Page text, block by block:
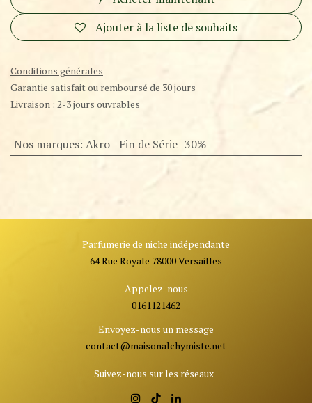
Ajouter à la liste de souhaits
Conditions générales
Garantie satisfait ou remboursé de 30 jours
Livraison : 2-3 jours ouvrables
Nos marques: Akro - Fin de Série -30%
Parfumerie de niche indépendante
64 Rue Royale 78000 Versailles
Appelez-nous
0161121462
Envoyez-nous un message
contact@maisonalchymiste.net
Suivez-nous sur les réseaux